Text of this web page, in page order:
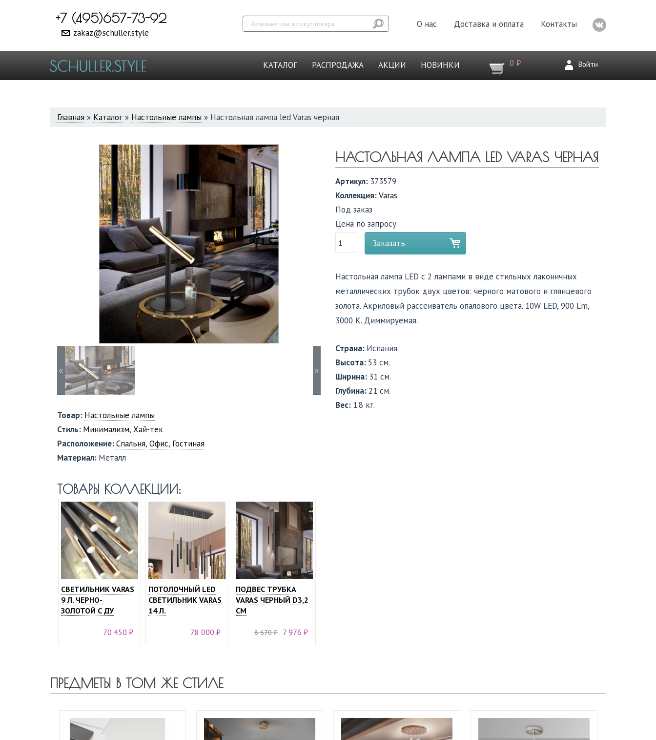
+7 (495)657-73-92
zakaz@schuller.style
О нас Доставка и оплата Контакты
КАТАЛОГ РАСПРОДАЖА АКЦИИ НОВИНКИ 0 ₽ Войти
ВЫ
Главная » Каталог » Настольные лампы » Настольная лампа led Varas черная
« »
Товар: Настольные лампы
Стиль: Минимализм, Хай-тек
Расположение:Спальня, Офис, Гостиная
Материал: Металл
ТОВАРЫ КОЛЛЕКЦИИ:
СВЕТИЛЬНИК VARAS
9 Л. ЧЕРНО-
ЗОЛОТОЙ С ДУ
70 450 ₽
ПОТОЛОЧНЫЙ LED
СВЕТИЛЬНИК VARAS
14 Л.
78 000 ₽
ПОДВЕС ТРУБКА
VARAS ЧЕРНЫЙ D3,2
СМ
8 670 ₽ 7 976 ₽
НАСТОЛЬНАЯ ЛАМПА LED VARAS ЧЕРНАЯ
Артикул: 373579
Коллекция:Varas
Под заказ
Цена по запросу
Заказать
Настольная лампа LED с 2 лампами в виде стильных лаконичных
металлических трубок двух цветов: черного матового и глянцевого
золота. Акриловый рассеиватель опaлового цвета. 10W LED, 900 Lm,
3000 K. Диммируемая.
Страна: Испания
Высота: 53 см.
Ширина: 31 см.
Глубина:21 см.
Вес: 1.8 кг.
ПРЕДМЕТЫ В ТОМ ЖЕ СТИЛЕ